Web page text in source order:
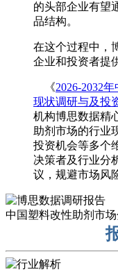
的头部企业有望
品结构。
在这个过程中，
企业和投资者提
《2026-2032
现状调研与及投
机构博思数据精
助剂市场的行业
投资机会等多个
决策者及行业分
议，规避市场风
中国塑料改性助剂市